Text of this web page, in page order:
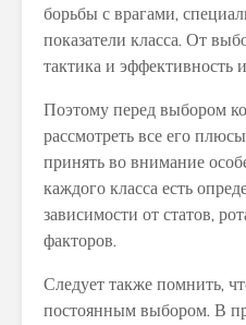
борьбы с врагами,
показатели класса. От
тактика и эффективность
Поэтому перед выбором
рассмотреть все его
принять во внимание
каждого класса есть
зависимости от статов,
факторов.
Следует также помнить,
постоянным выбором. В